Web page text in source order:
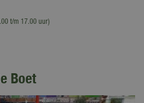
t/m 17.00 uur)
Boet